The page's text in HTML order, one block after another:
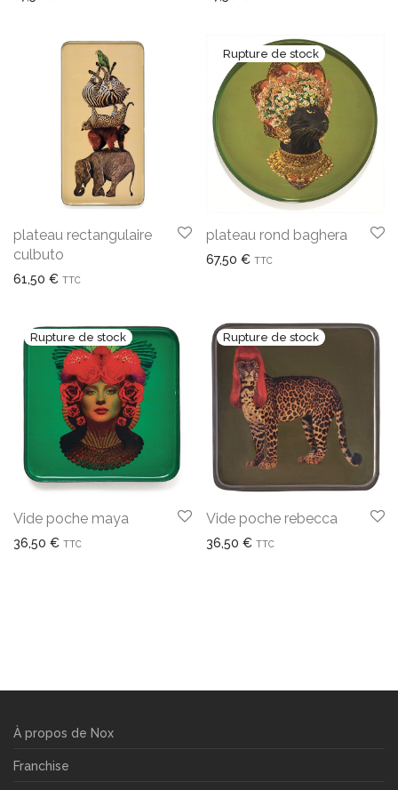
plateau rectangulaire
culbuto
61,50 € TTC
plateau rond baghera
67,50 € TTC
Vide poche maya
36,50 € TTC
Vide poche rebecca
36,50 € TTC
À propos de Nox
Franchise